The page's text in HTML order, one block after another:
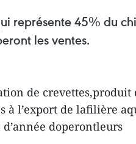
représente 45% du
les ventes.
de crevettes,produit
à l’export de lafilière
doperontleurs